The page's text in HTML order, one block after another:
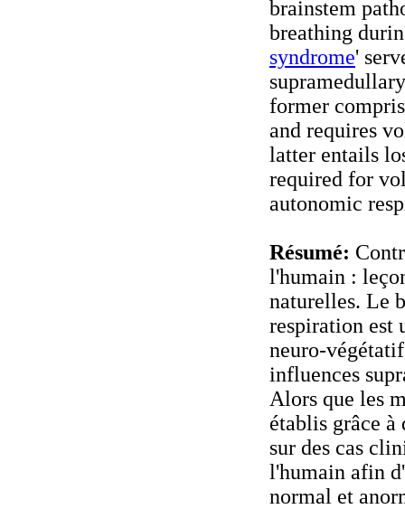
brainstem
breathing
syndrome'
former
and requires
latter entails
required for
autonomic
Résumé:
l'humain :
naturelles. Le
respiration est
neuro-
influences
Alors que les
établis grâce à
sur des cas
l'humain afin
normal et